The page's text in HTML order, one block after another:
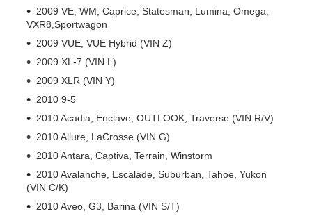
2009 VE, WM, Caprice, Statesman, Lumina, Omega,
VXR8,Sportwagon
2009 VUE, VUE Hybrid (VIN Z)
2009 XL-7 (VIN L)
2009 XLR (VIN Y)
2010 9-5
2010 Acadia, Enclave, OUTLOOK, Traverse (VIN R/V)
2010 Allure, LaCrosse (VIN G)
2010 Antara, Captiva, Terrain, Winstorm
2010 Avalanche, Escalade, Suburban, Tahoe, Yukon
(VIN C/K)
2010 Aveo, G3, Barina (VIN S/T)